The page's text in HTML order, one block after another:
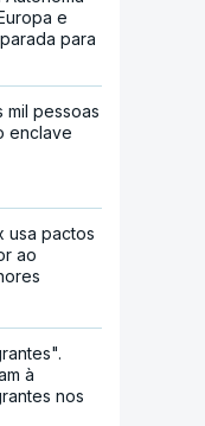
e
para
mil pessoas
enclave
usa pactos
ao
à
nos